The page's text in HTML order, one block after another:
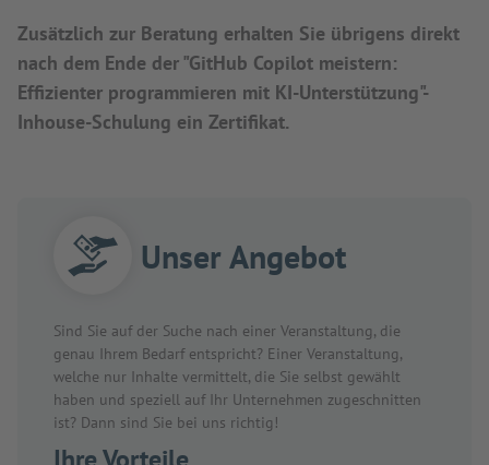
Zusätzlich zur Beratung erhalten Sie übrigens direkt
nach dem Ende der "GitHub Copilot meistern:
Effizienter programmieren mit KI-Unterstützung"-
Inhouse-Schulung ein Zertifikat.
Unser Angebot
Sind Sie auf der Suche nach einer Veranstaltung, die
genau Ihrem Bedarf entspricht? Einer Veranstaltung,
welche nur Inhalte vermittelt, die Sie selbst gewählt
haben und speziell auf Ihr Unternehmen zugeschnitten
ist? Dann sind Sie bei uns richtig!